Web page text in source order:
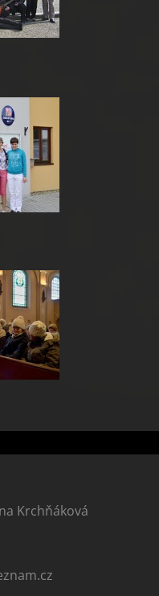
Krchňáková
znam.cz